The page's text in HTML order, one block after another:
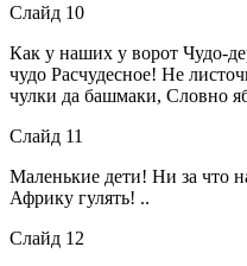
Слайд 10
Как у наших у ворот Чудо-
чудо Расчудесное! Не
чулки да башмаки, Словно
Слайд 11
Маленькие дети! Ни за что
Африку гулять! ..
Слайд 12